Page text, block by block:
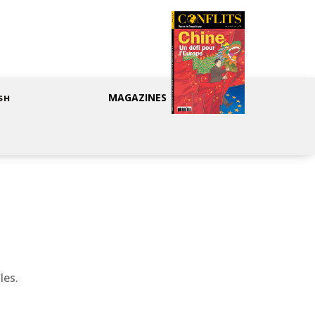
MAGAZINES